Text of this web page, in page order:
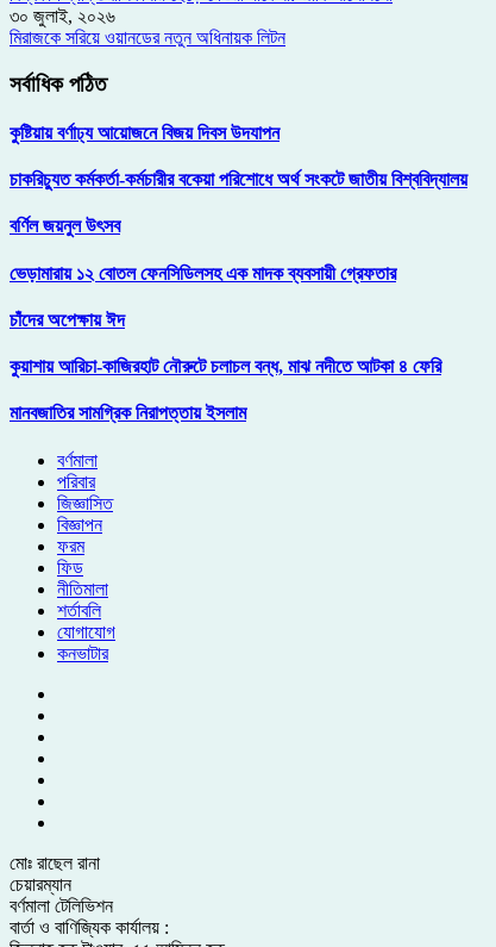
৩০ জুলাই, ২০২৬
মিরাজকে সরিয়ে ওয়ানডের নতুন অধিনায়ক লিটন
সর্বাধিক পঠিত
কুষ্টিয়ায় বর্ণাঢ্য আয়োজনে বিজয় দিবস উদযাপন
চাকরিচ্যুত কর্মকর্তা-কর্মচারীর বকেয়া পরিশোধে অর্থ সংকটে জাতীয় বিশ্ববিদ্যালয়
বর্ণিল জয়নুল উৎসব
ভেড়ামারায় ১২ বোতল ফেনসিডিলসহ এক মাদক ব্যবসায়ী গ্রেফতার
চাঁদের অপেক্ষায় ঈদ
কুয়াশায় আরিচা-কাজিরহাট নৌরুটে চলাচল বন্ধ, মাঝ নদীতে আটকা ৪ ফেরি
মানবজাতির সামগ্রিক নিরাপত্তায় ইসলাম
বর্ণমালা
পরিবার
জিজ্ঞাসিত
বিজ্ঞাপন
ফরম
ফিড
নীতিমালা
শর্তাবলি
যোগাযোগ
কনভাটার
মোঃ রাছেল রানা
চেয়ারম্যান
বর্ণমালা টেলিভিশন
বার্তা ও বাণিজ্যিক কার্যালয় :